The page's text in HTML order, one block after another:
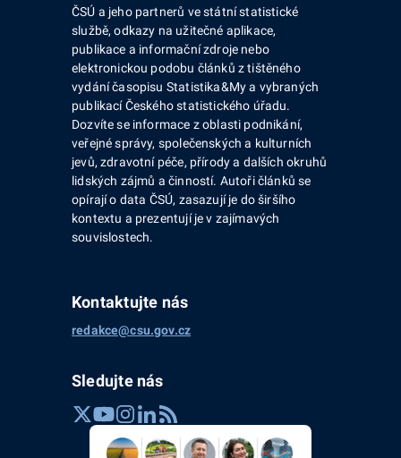
ČSÚ a jeho partnerů ve státní statistické
službě, odkazy na užitečné aplikace,
publikace a informační zdroje nebo
elektronickou podobu článků z tištěného
vydání časopisu Statistika&My a vybraných
publikací Českého statistického úřadu.
Dozvíte se informace z oblasti podnikání,
veřejné správy, společenských a kulturních
jevů, zdravotní péče, přírody a dalších okruhů
lidských zájmů a činností. Autoři článků se
opírají o data ČSÚ, zasazují je do širšího
kontextu a prezentují je v zajímavých
souvislostech.
Kontaktujte nás
redakce@csu.gov.cz
Sledujte nás